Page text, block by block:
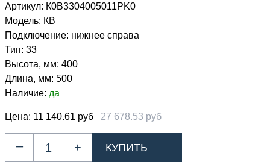
Артикул: К0В3304005011PK0
Модель: КВ
Подключение: нижнее справа
Тип: 33
Высота, мм: 400
Длина, мм: 500
Наличие: да
Цена: 11 140.61 руб 27 678.53 руб
– +